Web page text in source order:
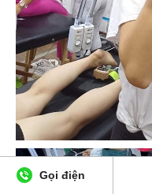
Gọi điện